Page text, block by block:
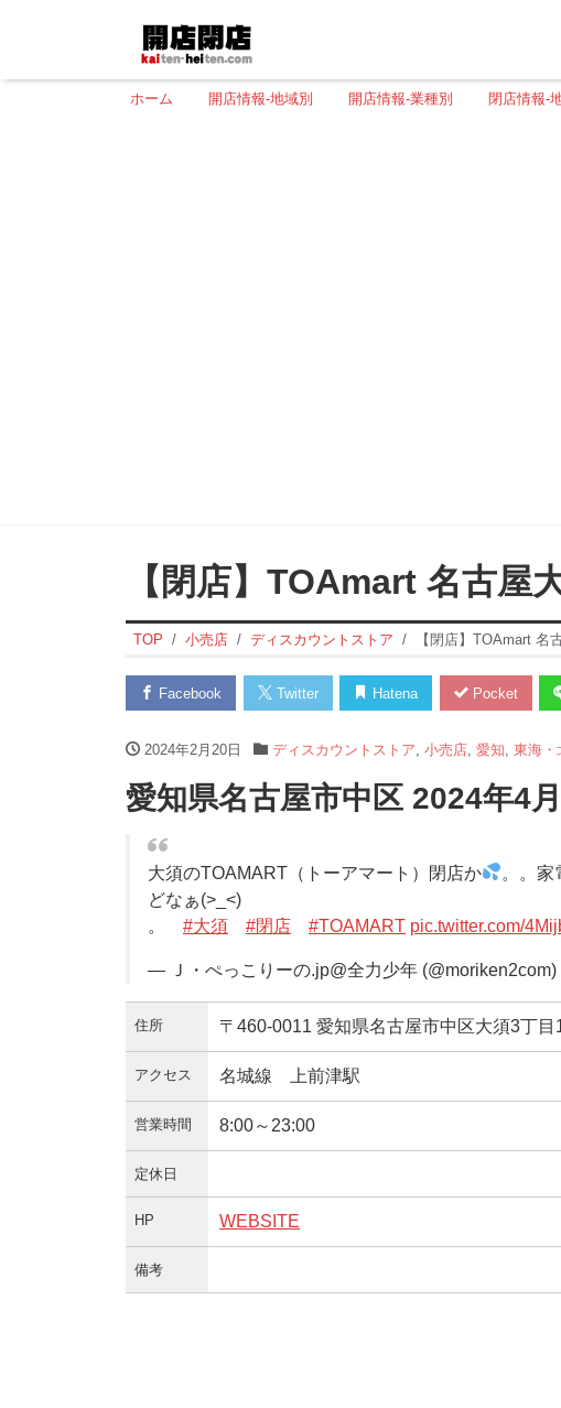
ホーム 開店情報-地域別 開店情報-業種別 閉店情報-
【閉店】TOAmart 名古屋
TOP 小売店 ディスカウントストア 【閉店】TOAmart 名
Facebook Twitter Hatena Pocket
2024年2月20日 ディスカウントストア 小売店, 愛知 東海・
愛知県名古屋市中区 2024年4
大須のTOAMART（トーアマート）閉店か
。。家
どなぁ(>_<)
。 #大須 #閉店 #TOAMART pic.twitter.com/
— Ｊ・ぺっこりーの.jp@全力少年 (@moriken2com)
住所 〒460-0011 愛知県名古屋市中区大須3丁目
アクセス 名城線 上前津駅
営業時間 8:00～23:00
定休日
HP WEBSITE
備考